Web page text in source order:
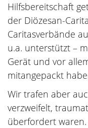
Hilfsbereitschaft
der Diözesan-
Caritasverbände
u.a. unterstützt –
Gerät und vor
mitangepackt
Wir trafen aber
verzweifelt,
überfordert